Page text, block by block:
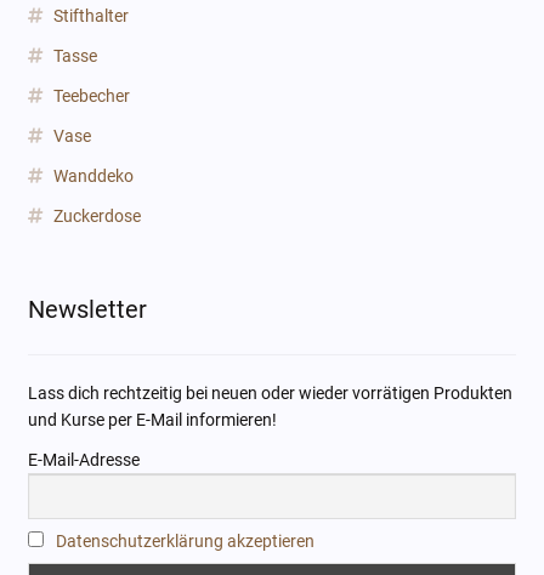
Stifthalter
Tasse
Teebecher
Vase
Wanddeko
Zuckerdose
Newsletter
Lass dich rechtzeitig bei neuen oder wieder vorrätigen Produkten
und Kurse per E-Mail informieren!
E-Mail-Adresse
Datenschutzerklärung akzeptieren